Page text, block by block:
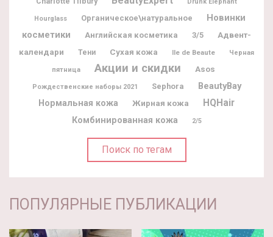
Hourglass Органическое\натуральное
Новинки
косметики
Английская косметика 3/5
Адвент-
календари
Тени Сухая кожа Ile de Beaute Черная
пятница Акции и скидки Asos
Рождественские наборы 2021 Sephora BeautyBay
Нормальная кожа Жирная кожа HQHair
Комбинированная кожа 2/5
Поиск по тегам
ПОПУЛЯРНЫЕ ПУБЛИКАЦИИ